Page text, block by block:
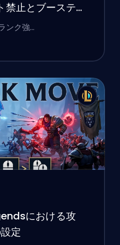
禁止とブーステ
ク強…
における攻
定